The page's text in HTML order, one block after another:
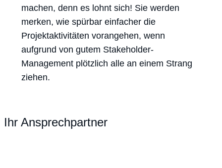
machen, denn es lohnt sich! Sie werden
merken, wie spürbar einfacher die
Projektaktivitäten vorangehen, wenn
aufgrund von gutem Stakeholder-
Management plötzlich alle an einem Strang
ziehen.
Ihr Ansprechpartner